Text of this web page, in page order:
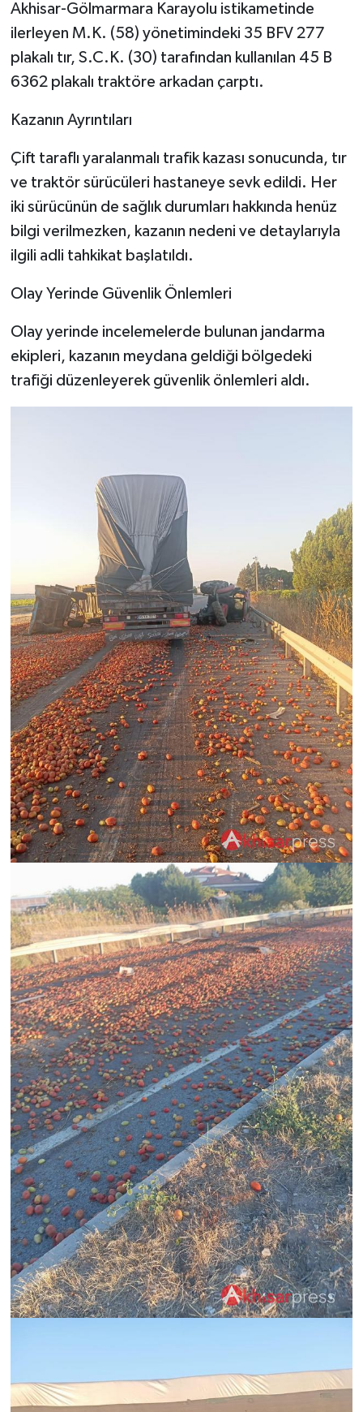
Akhisar-Gölmarmara Karayolu istikametinde
ilerleyen M.K. (58) yönetimindeki 35 BFV 277
plakalı tır, S.C.K. (30) tarafından kullanılan 45 B
6362 plakalı traktöre arkadan çarptı.
Kazanın Ayrıntıları
Çift taraflı yaralanmalı trafik kazası sonucunda, tır
ve traktör sürücüleri hastaneye sevk edildi. Her
iki sürücünün de sağlık durumları hakkında henüz
bilgi verilmezken, kazanın nedeni ve detaylarıyla
ilgili adli tahkikat başlatıldı.
Olay Yerinde Güvenlik Önlemleri
Olay yerinde incelemelerde bulunan jandarma
ekipleri, kazanın meydana geldiği bölgedeki
trafiği düzenleyerek güvenlik önlemleri aldı.
Akhisar Emlak
Ülke
Etiketler